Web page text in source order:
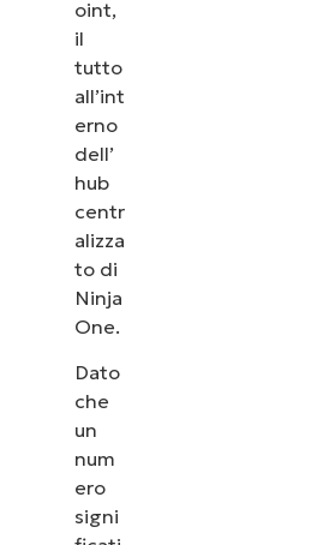
oint,
il
tutto
all’int
erno
dell’
hub
centr
alizza
to di
Ninja
One.
Dato
che
un
num
ero
signi